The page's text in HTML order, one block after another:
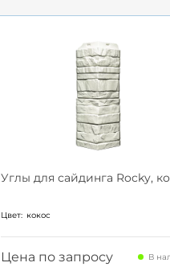
Углы для сайдинга Rocky,
Цвет: кокос
Цена по запросу В